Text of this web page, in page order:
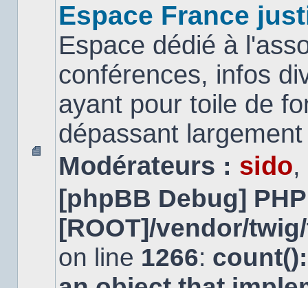
Aucun
message
non
Espace France
Espace dédié à
conférences, infos
ayant pour toile de
dépassant
Modérateurs : sido,
[phpBB Debug]
[ROOT]/vendor/
on line 1266: